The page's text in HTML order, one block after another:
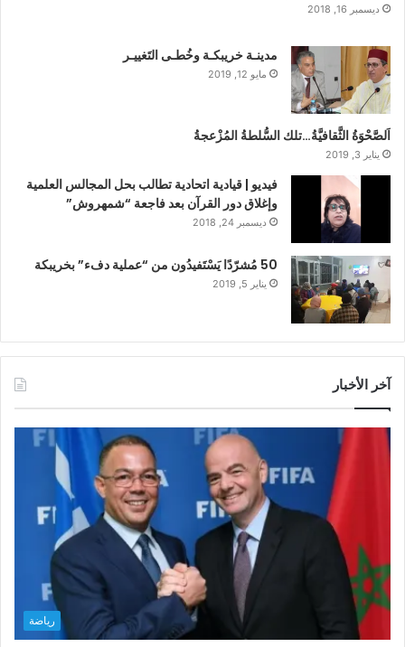
ديسمبر 16, 2018
مدينـة خريبكـة وخُطـى التَغييـر
مايو 12, 2019
اَلصَّحْوَةُ الثَّقافيَّةُ…تلك السُّلطةُ المُزْعجةُ
يناير 3, 2019
فيديو | قيادية اتحادية تطالب بحل المجالس العلمية
وإغلاق دور القرآن بعد فاجعة “شمهروش”
ديسمبر 24, 2018
50 مُشرّدًا يَسْتَفيدُون من “عملية دفء” بخريبكة
يناير 5, 2019
آخر الأخبار
رياضة